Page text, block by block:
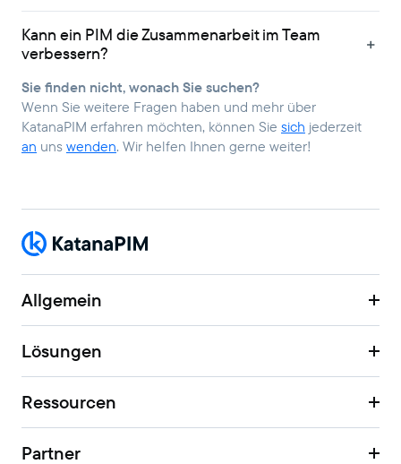
Kann ein PIM die Zusammenarbeit im Team
verbessern?
Sie finden nicht, wonach Sie suchen?
Wenn Sie weitere Fragen haben und mehr über
KatanaPIM erfahren möchten, können Sie sich jederzeit
an unswenden. Wir helfen Ihnen gerne weiter!
Allgemein
Lösungen
Ressourcen
Partner